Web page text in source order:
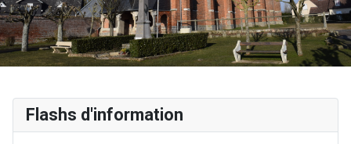
Flashs d'information